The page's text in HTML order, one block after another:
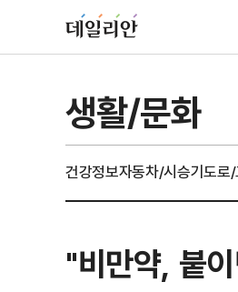
생활/문화
건강정보자동차/시승기도로
"비만약, 붙